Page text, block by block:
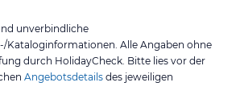
unverbindliche
Kataloginformationen. Alle Angaben ohne
durch HolidayCheck. Bitte lies vor der
Angebotsdetails des jeweiligen